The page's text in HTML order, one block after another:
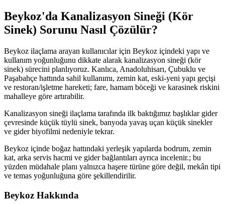
Beykoz'da Kanalizasyon Sineği (Kör
Sinek) Sorunu Nasıl Çözülür?
Beykoz ilaçlama arayan kullanıcılar için Beykoz içindeki yapı ve
kullanım yoğunluğunu dikkate alarak kanalizasyon sineği (kör
sinek) sürecini planlıyoruz. Kanlıca, Anadoluhisarı, Çubuklu ve
Paşabahçe hattında sahil kullanımı, zemin kat, eski-yeni yapı geçişi
ve restoran/işletme hareketi; fare, hamam böceği ve karasinek riskini
mahalleye göre artırabilir.
Kanalizasyon sineği ilaçlama tarafında ilk baktığımız başlıklar gider
çevresinde küçük tüylü sinek, banyoda yavaş uçan küçük sinekler
ve gider biyofilmi nedeniyle tekrar.
Beykoz içinde boğaz hattındaki yerleşik yapılarda bodrum, zemin
kat, arka servis hacmi ve gider bağlantıları ayrıca incelenir.; bu
yüzden müdahale planı yalnızca haşere türüne göre değil, mekân tipi
ve temas yoğunluğuna göre şekillendirilir.
Beykoz Hakkında